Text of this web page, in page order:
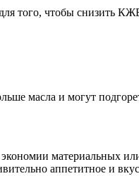
того, чтобы снизить
масла и могут
материальных
аппетитное и